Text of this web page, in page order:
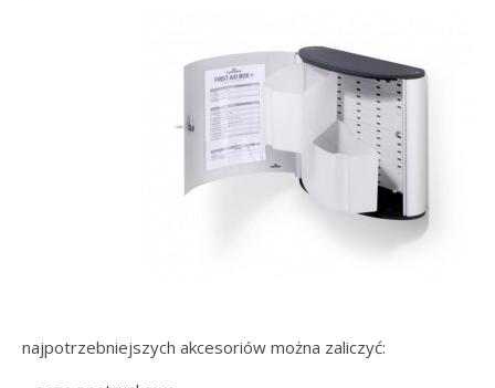
najpotrzebniejszych akcesoriów można zaliczyć: